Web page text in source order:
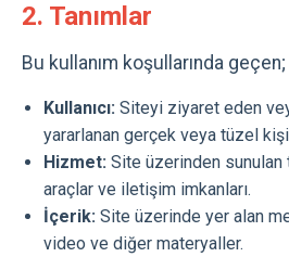
2. Tanımlar
Bu kullanım koşullarında geçen;
Kullanıcı: Siteyi ziyaret eden
yararlanan gerçek veya tüzel
Hizmet: Site üzerinden sunulan
araçlar ve iletişim imkanları.
İçerik: Site üzerinde yer alan
video ve diğer materyaller.